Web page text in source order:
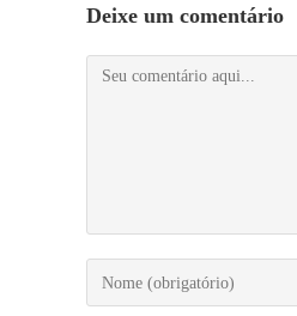
Deixe um comentário
Comentário
Digite
seu